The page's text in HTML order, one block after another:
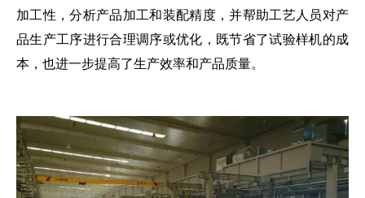
加工性，分析产品加工和装配精度，并帮助工艺人员对产
品生产工序进行合理调序或优化，既节省了试验样机的成
本，也进一步提高了生产效率和产品质量。